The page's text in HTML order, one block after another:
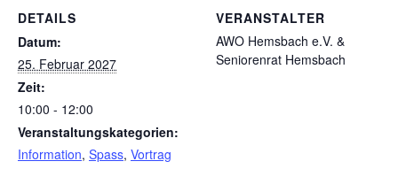
DETAILS
Datum:
25. Februar 2027
Zeit:
10:00 - 12:00
Veranstaltungskategorien:
Information, Spass, Vortrag
VERANSTALTER
AWO Hemsbach e.V. &
Seniorenrat Hemsbach